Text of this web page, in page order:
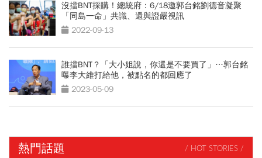
沒擋BNT採購！總統府：6/18邀郭台銘劉德音凝聚
「同島一命」共識、還與證嚴視訊
2022-09-13
誰擋BNT？「大小姐說，你還是不要買了」…郭台銘
曝李大維打給他，被點名的都回應了
2023-05-09
熱門話題 / HOT STORIES /